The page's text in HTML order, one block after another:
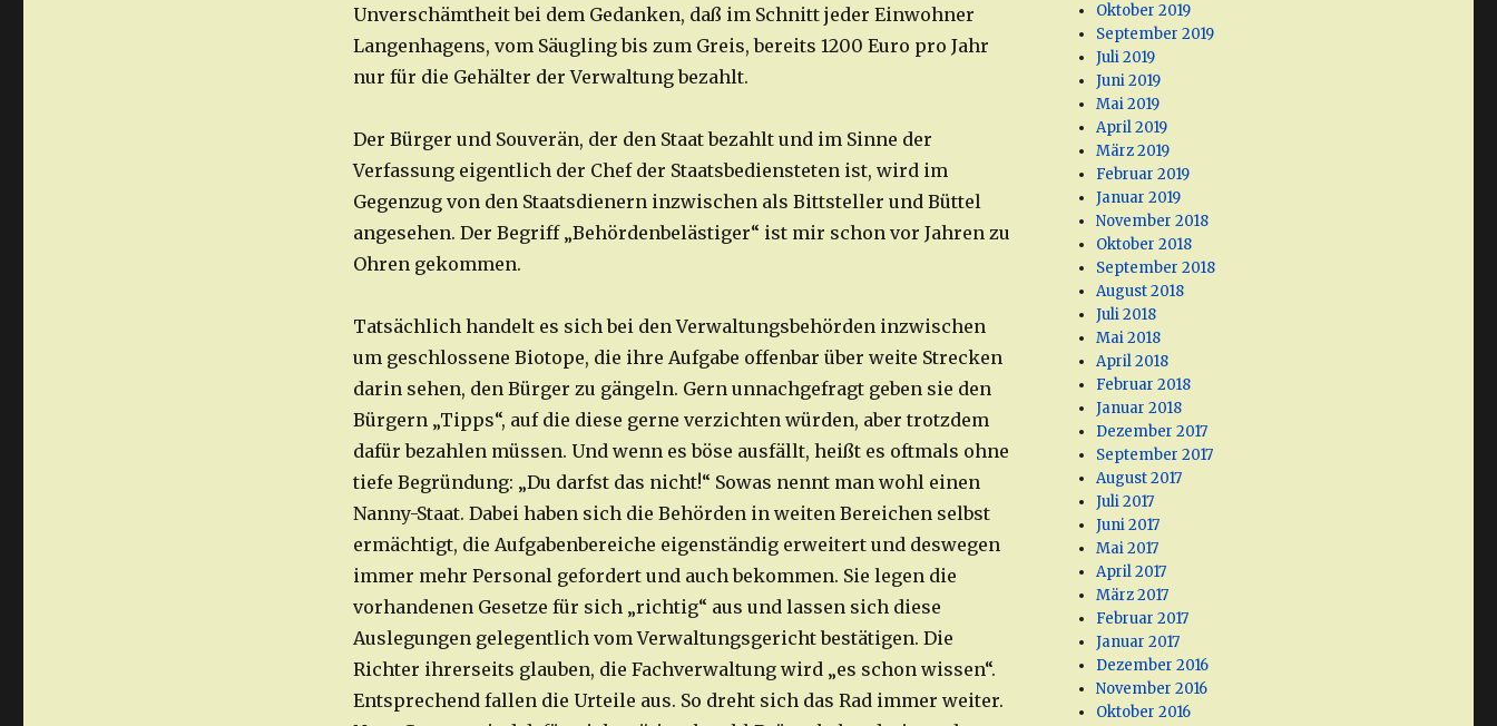
Unverschämtheit bei dem Gedanken, daß im Schnitt jeder Einwohner
Langenhagens, vom Säugling bis zum Greis, bereits 1200 Euro pro Jahr
nur für die Gehälter der Verwaltung bezahlt.
Der Bürger und Souverän, der den Staat bezahlt und im Sinne der
Verfassung eigentlich der Chef der Staatsbediensteten ist, wird im
Gegenzug von den Staatsdienern inzwischen als Bittsteller und Büttel
angesehen. Der Begriff „Behördenbelästiger“ ist mir schon vor Jahren zu
Ohren gekommen.
Tatsächlich handelt es sich bei den Verwaltungsbehörden inzwischen
um geschlossene Biotope, die ihre Aufgabe offenbar über weite Strecken
darin sehen, den Bürger zu gängeln. Gern unnachgefragt geben sie den
Bürgern „Tipps“, auf die diese gerne verzichten würden, aber trotzdem
dafür bezahlen müssen. Und wenn es böse ausfällt, heißt es oftmals ohne
tiefe Begründung: „Du darfst das nicht!“ Sowas nennt man wohl einen
Nanny-Staat. Dabei haben sich die Behörden in weiten Bereichen selbst
ermächtigt, die Aufgabenbereiche eigenständig erweitert und deswegen
immer mehr Personal gefordert und auch bekommen. Sie legen die
vorhandenen Gesetze für sich „richtig“ aus und lassen sich diese
Auslegungen gelegentlich vom Verwaltungsgericht bestätigen. Die
Richter ihrerseits glauben, die Fachverwaltung wird „es schon wissen“.
Entsprechend fallen die Urteile aus. So dreht sich das Rad immer weiter.
Oktober 2019
September 2019
Juli 2019
Juni 2019
Mai 2019
April 2019
März 2019
Februar 2019
Januar 2019
November 2018
Oktober 2018
September 2018
August 2018
Juli 2018
Mai 2018
April 2018
Februar 2018
Januar 2018
Dezember 2017
September 2017
August 2017
Juli 2017
Juni 2017
Mai 2017
April 2017
März 2017
Februar 2017
Januar 2017
Dezember 2016
November 2016
Oktober 2016